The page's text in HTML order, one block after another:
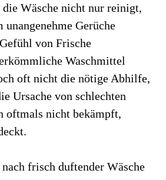
Wäsche nicht nur reinigt,
Gerüche
von Frische
Waschmittel
oft nicht die nötige Abhilfe,
Ursache von schlechten
oftmals nicht bekämpft,
frisch duftender Wäsche